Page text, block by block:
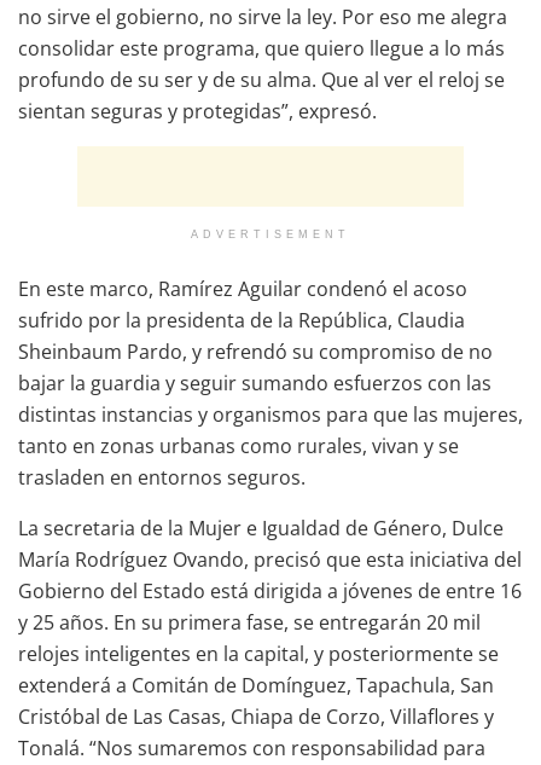
no sirve el gobierno, no sirve la ley. Por eso me alegra
consolidar este programa, que quiero llegue a lo más
profundo de su ser y de su alma. Que al ver el reloj se
sientan seguras y protegidas”, expresó.
ADVERTISEMENT
En este marco, Ramírez Aguilar condenó el acoso
sufrido por la presidenta de la República, Claudia
Sheinbaum Pardo, y refrendó su compromiso de no
bajar la guardia y seguir sumando esfuerzos con las
distintas instancias y organismos para que las mujeres,
tanto en zonas urbanas como rurales, vivan y se
trasladen en entornos seguros.
La secretaria de la Mujer e Igualdad de Género, Dulce
María Rodríguez Ovando, precisó que esta iniciativa del
Gobierno del Estado está dirigida a jóvenes de entre 16
y 25 años. En su primera fase, se entregarán 20 mil
relojes inteligentes en la capital, y posteriormente se
extenderá a Comitán de Domínguez, Tapachula, San
Cristóbal de Las Casas, Chiapa de Corzo, Villaflores y
Tonalá. “Nos sumaremos con responsabilidad para